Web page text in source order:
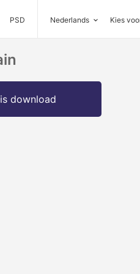
PSD Nederlands Kies
download